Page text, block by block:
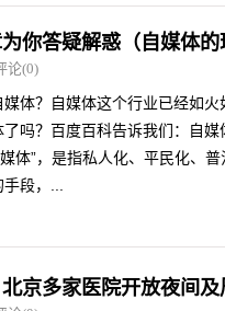
你答疑解惑（自媒体的
论(0)
体？自媒体这个行业已经如
吗？百度百科告诉我们：自
体”，是指私人化、平民化、
段，...
京多家医院开放夜间及